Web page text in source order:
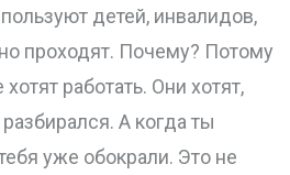
детей, инвалидов,
проходят. Почему? Потому
работать. Они хотят,
А когда ты
уже обокрали. Это не